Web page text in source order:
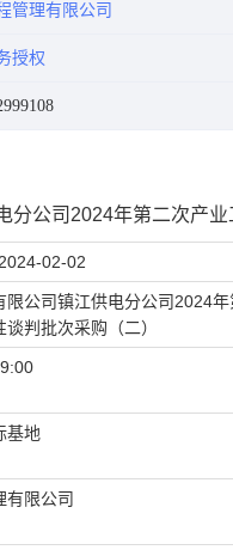
管理有限公司
授权
分公司2024年第二次产
02-02
限公司镇江供电分公司2024
判批次采购（二）
基地
有限公司